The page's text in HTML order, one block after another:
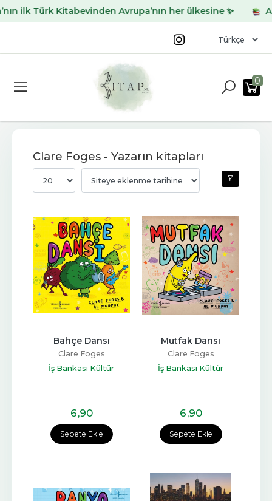
ilk Türk Kitabevinden Avrupa’nın her ülkesine ✨
0
Clare Foges - Yazarın kitapları
Sepete Ekle
Bahçe Dansı
Clare Foges
İş Bankası Kültür
6,90
Sepete Ekle
Mutfak Dansı
Clare Foges
İş Bankası Kültür
6,90